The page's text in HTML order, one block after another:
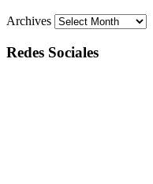
Archives
Redes Sociales